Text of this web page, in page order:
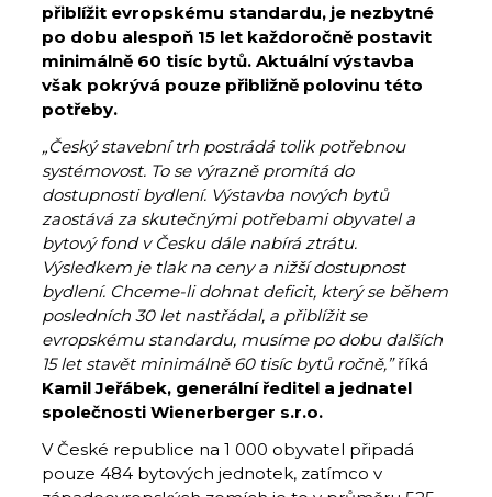
přiblížit evropskému standardu, je nezbytné
po dobu alespoň 15 let každoročně postavit
minimálně 60 tisíc bytů. Aktuální výstavba
však pokrývá pouze přibližně polovinu této
potřeby.
„Český stavební trh postrádá tolik potřebnou
systémovost. To se výrazně promítá do
dostupnosti bydlení. Výstavba nových bytů
zaostává za skutečnými potřebami obyvatel a
bytový fond v Česku dále nabírá ztrátu.
Výsledkem je tlak na ceny a nižší dostupnost
bydlení. Chceme-li dohnat deficit, který se během
posledních 30 let nastřádal, a přiblížit se
evropskému standardu, musíme po dobu dalších
15 let stavět minimálně 60 tisíc bytů ročně,”říká
Kamil Jeřábek, generální ředitel a jednatel
společnosti Wienerberger s.r.o.
V České republice na 1 000 obyvatel připadá
pouze 484 bytových jednotek, zatímco v